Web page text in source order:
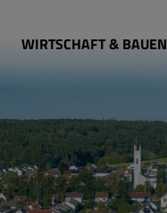
WIRTSCHAFT & BAUEN